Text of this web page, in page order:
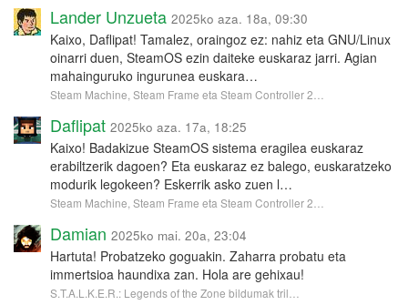
Lander Unzueta 2025ko aza. 18a, 09:30
Kaixo, Daflipat! Tamalez, oraingoz ez: nahiz eta GNU/Linux
oinarri duen, SteamOS ezin daiteke euskaraz jarri. Agian
mahainguruko ingurunea euskara…
Steam Machine, Steam Frame eta Steam Controller 2…
Daflipat 2025ko aza. 17a, 18:25
Kaixo! Badakizue SteamOS sistema eragilea euskaraz
erabiltzerik dagoen? Eta euskaraz ez balego, euskaratzeko
modurik legokeen? Eskerrik asko zuen l…
Steam Machine, Steam Frame eta Steam Controller 2…
Damian 2025ko mai. 20a, 23:04
Hartuta! Probatzeko goguakin. Zaharra probatu eta
immertsioa haundixa zan. Hola are gehixau!
S.T.A.L.K.E.R.: Legends of the Zone bildumak tril…